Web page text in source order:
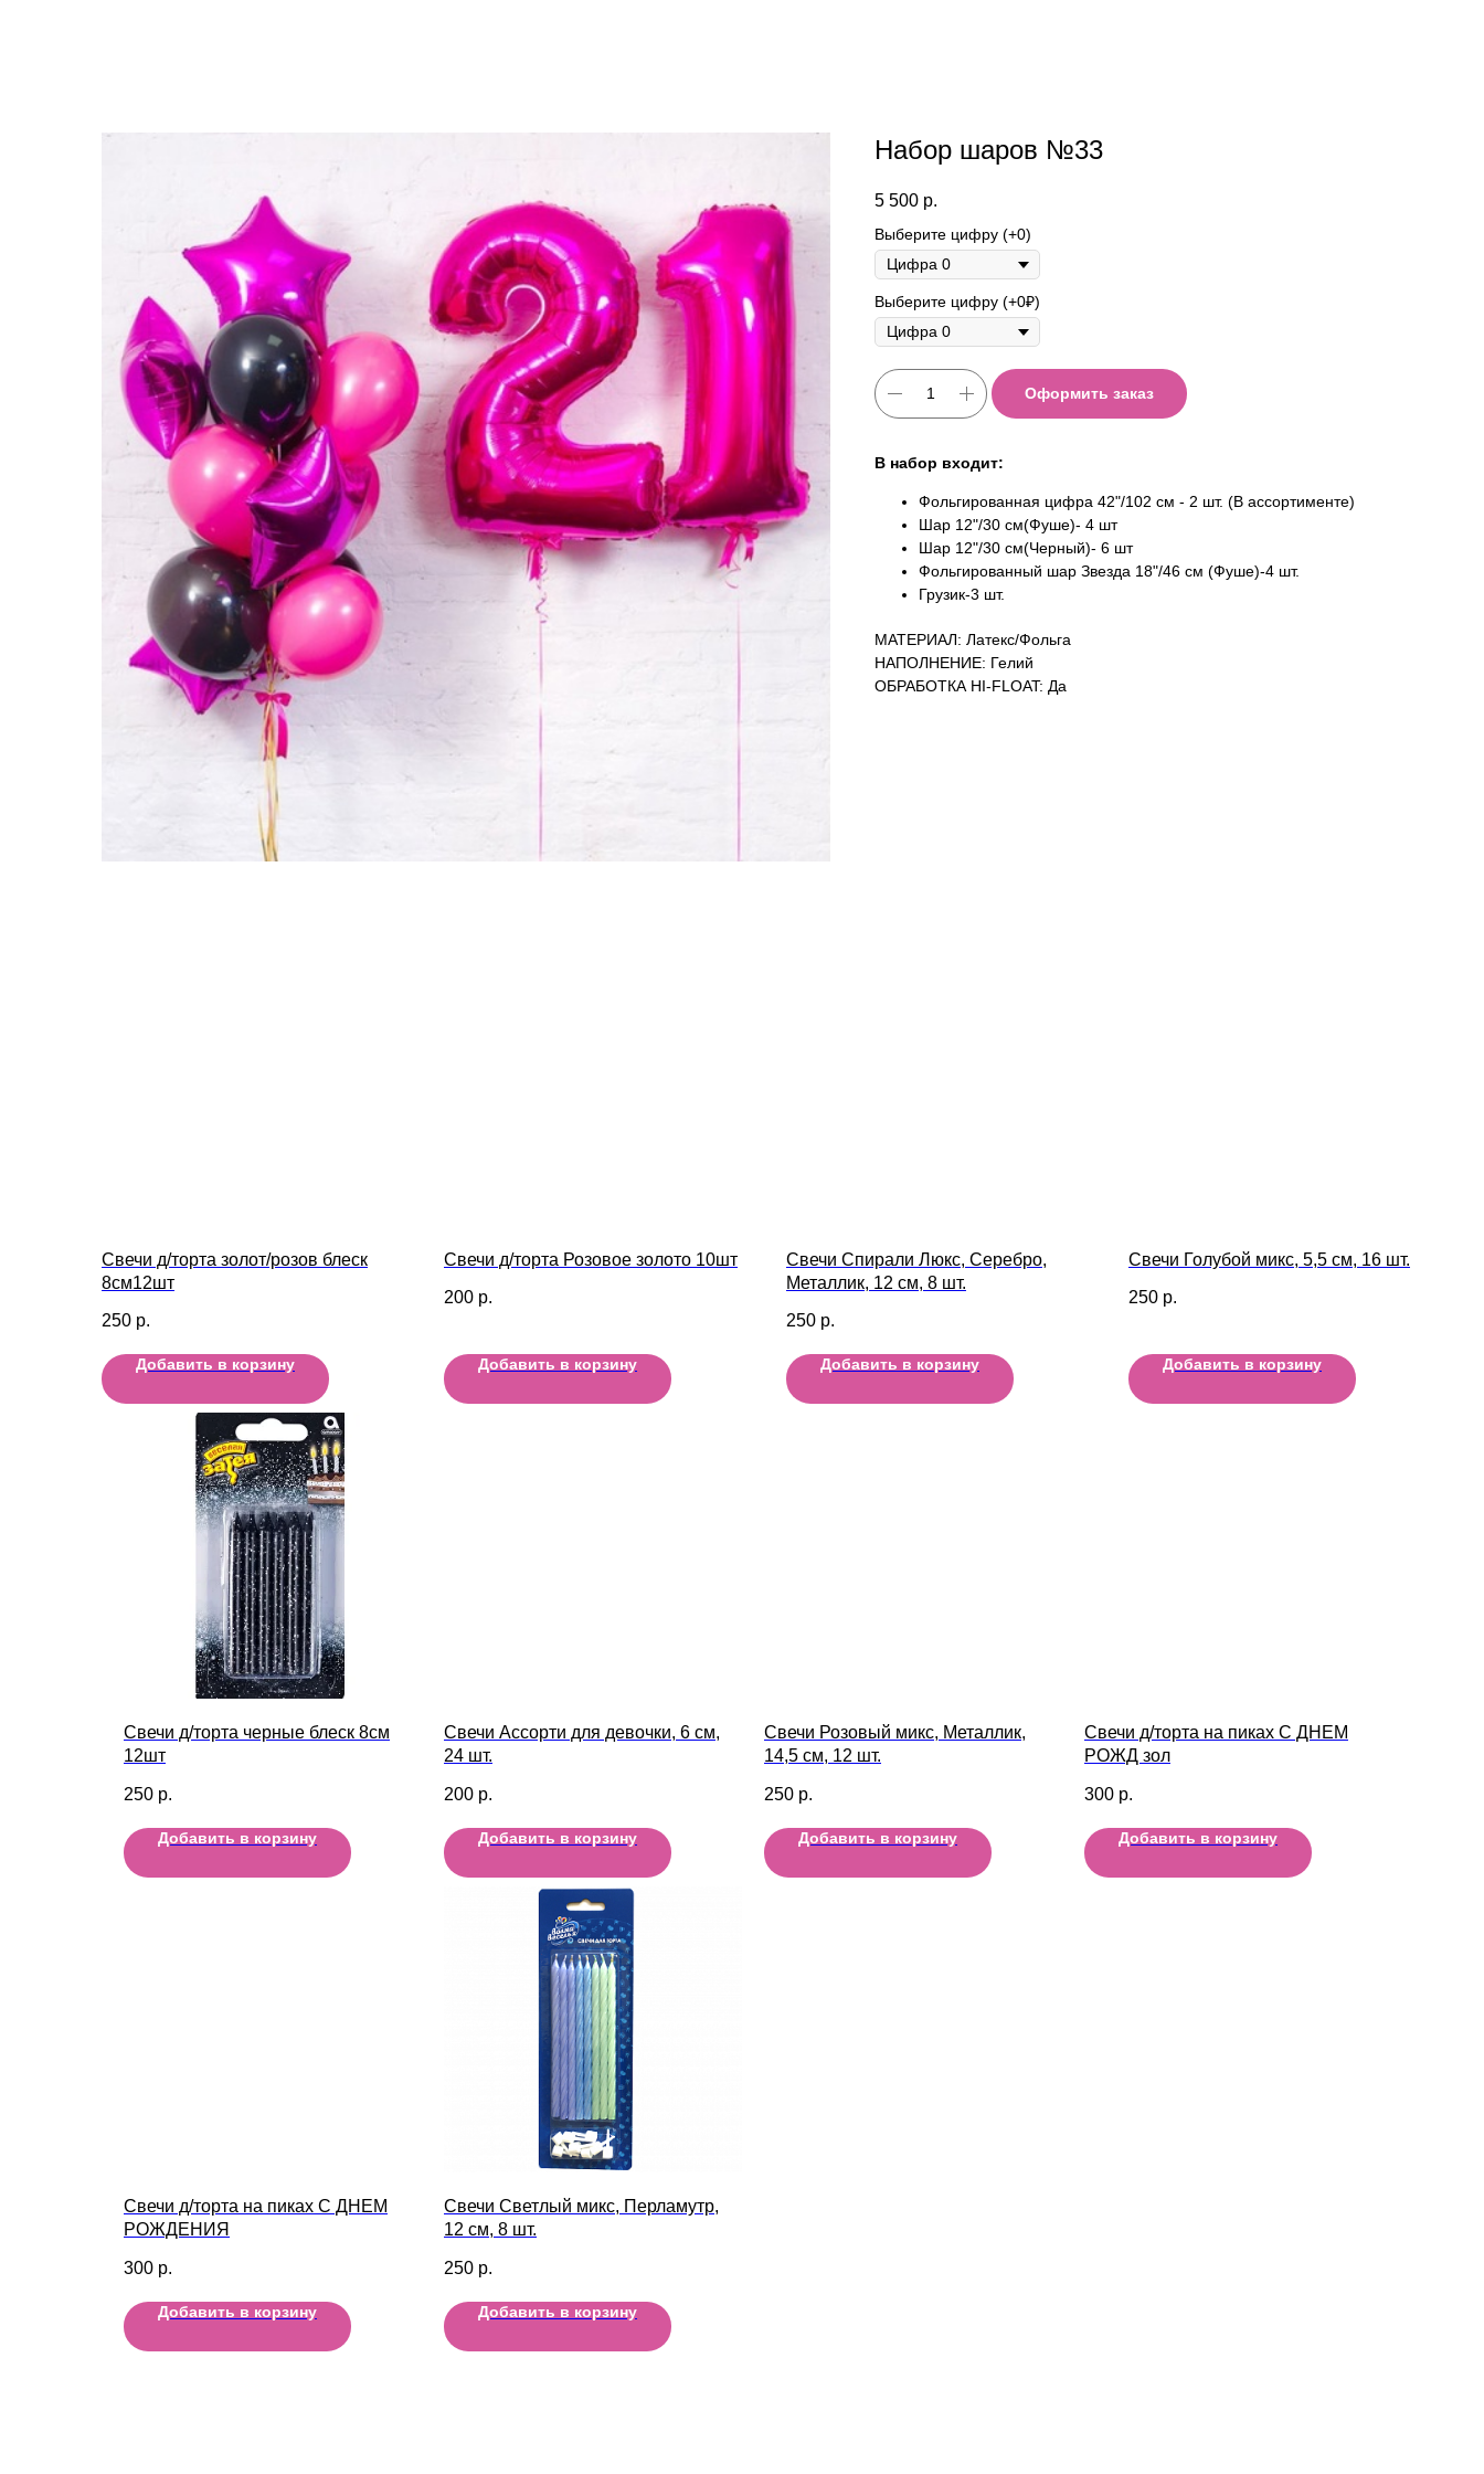
Набор шаров №33
5 500 р.
Выберите цифру (+0)
Выберите цифру (+0₽)
Оформить заказ
В набор входит:
Фольгированная цифра 42"/102 см - 2 шт. (В ассортименте)
Шар 12"/30 см(Фуше)- 4 шт
Шар 12"/30 см(Черный)- 6 шт
Фольгированный шар Звезда 18"/46 см (Фуше)-4 шт.
Грузик-3 шт.
МАТЕРИАЛ: Латекс/Фольга
НАПОЛНЕНИЕ: Гелий
ОБРАБОТКА HI-FLOAT: Да
Свечи д/торта золот/розов блеск
8см12шт
250 р.
Добавить в корзину
Свечи д/торта Розовое золото 10шт
200 р.
Добавить в корзину
Свечи Спирали Люкс, Серебро,
Металлик, 12 см, 8 шт.
250 р.
Добавить в корзину
Свечи Голубой микс, 5,5 см, 16 шт.
250 р.
Добавить в корзину
Свечи д/торта черные блеск 8см
12шт
250 р.
Добавить в корзину
Свечи Ассорти для девочки, 6 см,
24 шт.
200 р.
Добавить в корзину
Свечи Розовый микс, Металлик,
14,5 см, 12 шт.
250 р.
Добавить в корзину
Свечи д/торта на пиках С ДНЕМ
РОЖД зол
300 р.
Добавить в корзину
Свечи д/торта на пиках С ДНЕМ
РОЖДЕНИЯ
300 р.
Добавить в корзину
Свечи Светлый микс, Перламутр,
12 см, 8 шт.
250 р.
Добавить в корзину